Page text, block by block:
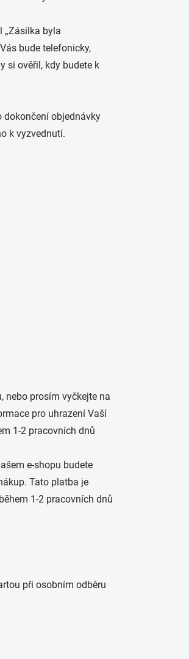
„Zásilka byla
bude telefonicky,
si ověřil, kdy budete k
dokončení objednávky
k vyzvednutí.
nebo prosím vyčkejte na
pro uhrazení Vaší
1-2 pracovních dnů
e-shopu budete
Tato platba je
1-2 pracovních dnů
při osobním odběru